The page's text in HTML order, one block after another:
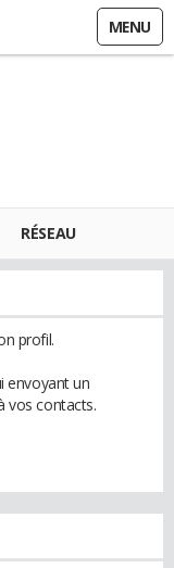
MENU
RÉSEAU
profil.
envoyant un
vos contacts.